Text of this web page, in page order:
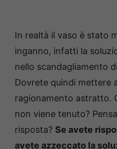
In realtà il vaso è stato
inganno, infatti la
nello scandagliamento
Dovrete quindi mettere
ragionamento astratto.
non viene tenuto?
risposta? Se avete
avete azzeccato la